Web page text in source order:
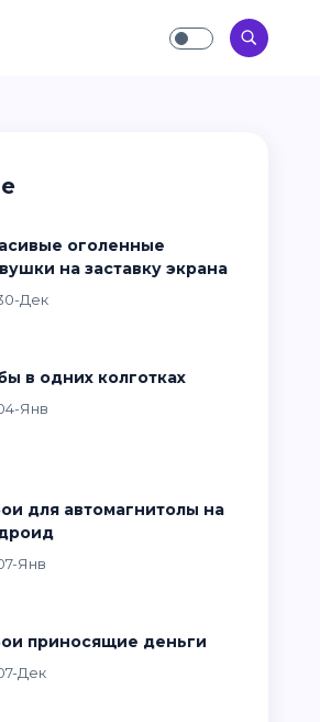
на заставку экрана
Дек
в одних колготках
Янв
Янв
приносящие деньги
Дек